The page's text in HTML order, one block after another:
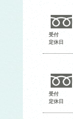
受付
定休日
受付
定休日